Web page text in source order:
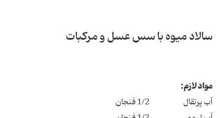
سالاد میوه با سس عسل و مرکبات
مواد لازم:
آب پرتقال 1/2 فنجان